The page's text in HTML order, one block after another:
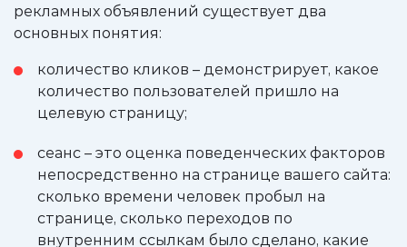
рекламных объявлений существует два
основных понятия:
количество кликов – демонстрирует, какое
количество пользователей пришло на
целевую страницу;
сеанс – это оценка поведенческих факторов
непосредственно на странице вашего сайта:
сколько времени человек пробыл на
странице, сколько переходов по
внутренним ссылкам было сделано, какие